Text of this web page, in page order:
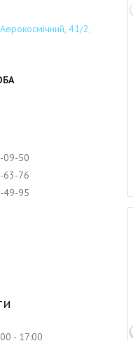
41/2,
09-50
63-76
49-95
17:00